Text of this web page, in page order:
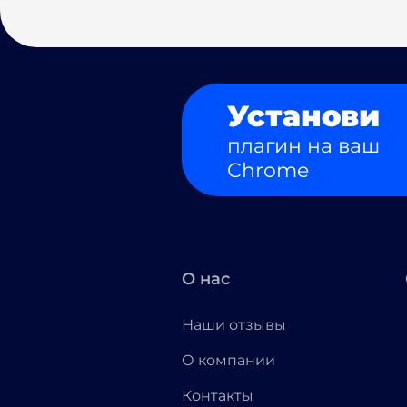
Установи
плагин на ваш
Chrome
О нас
Наши отзывы
О компании
Контакты